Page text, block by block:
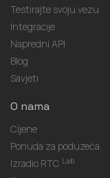
Testirajte svoju vezu
Integracije
Napredni API
Blog
Savjeti
O nama
Cijene
Ponuda za poduzeća
Izradio RTC Lab